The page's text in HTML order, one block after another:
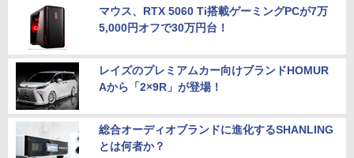
マウス、RTX 5060 Ti搭載ゲーミングPCが7万
5,000円オフで30万円台！
レイズのプレミアムカー向けブランドHOMUR
Aから「2×9R」が登場！
総合オーディオブランドに進化するSHANLING
とは何者か？